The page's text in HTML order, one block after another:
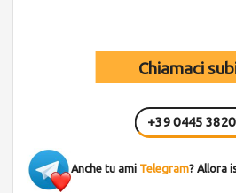
Chiamaci
+39 0445
Anche tu ami Telegram? Allora